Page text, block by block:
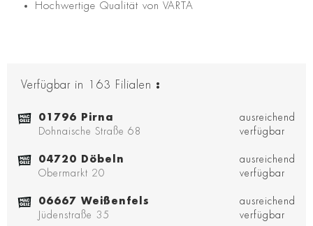
Hochwertige Qualität von VARTA
Verfügbar in 163 Filialen :
01796 Pirna
Dohnaische Straße 68
ausreichend
verfügbar
04720 Döbeln
Obermarkt 20
ausreichend
verfügbar
06667 Weißenfels
Jüdenstraße 35
ausreichend
verfügbar